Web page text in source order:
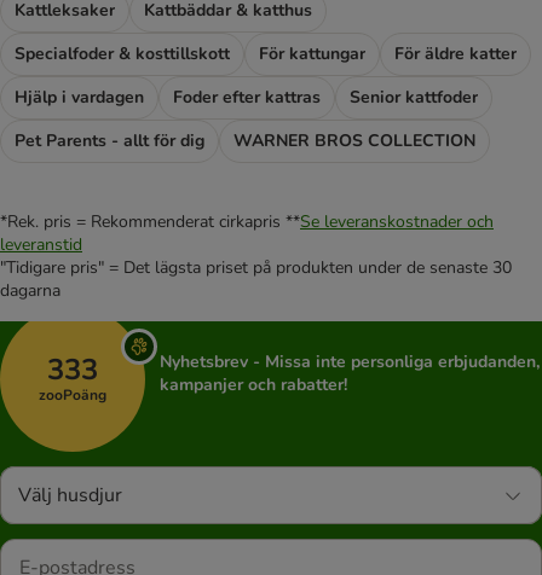
Kattleksaker
Kattbäddar & katthus
Specialfoder & kosttillskott
För kattungar
För äldre katter
Hjälp i vardagen
Foder efter kattras
Senior kattfoder
Pet Parents - allt för dig
WARNER BROS COLLECTION
*Rek. pris = Rekommenderat cirkapris **Se leveranskostnader och
leveranstid
"Tidigare pris" = Det lägsta priset på produkten under de senaste 30
dagarna
333
zooPoäng
Nyhetsbrev - Missa inte personliga erbjudanden,
kampanjer och rabatter!
Välj husdjur